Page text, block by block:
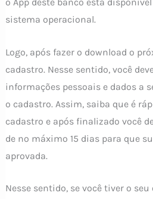
sistema operacional.
Logo, após fazer o download o
cadastro. Nesse sentido, você
informações pessoais e dados a
o cadastro. Assim, saiba que é
cadastro e após finalizado você
de no máximo 15 dias para que
aprovada.
Nesse sentido, se você tiver o